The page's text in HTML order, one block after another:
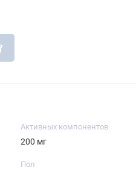
Активных компонентов
200 мг
Пол